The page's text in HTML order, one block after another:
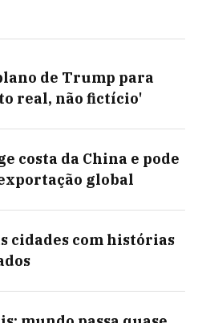
de Trump para
real, não fictício'
costa da China e pode
global
cidades com histórias